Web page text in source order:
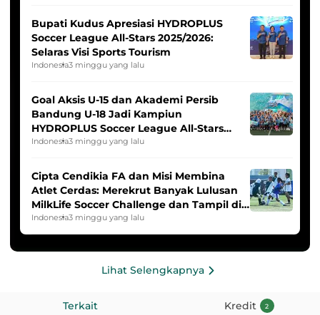
Bupati Kudus Apresiasi HYDROPLUS
Soccer League All-Stars 2025/2026:
Selaras Visi Sports Tourism
Indonesia3 minggu yang lalu
Goal Aksis U-15 dan Akademi Persib
Bandung U-18 Jadi Kampiun
HYDROPLUS Soccer League All-Stars
2025/2026
Indonesia3 minggu yang lalu
Cipta Cendikia FA dan Misi Membina
Atlet Cerdas: Merekrut Banyak Lulusan
MilkLife Soccer Challenge dan Tampil di
HYDROPLUS Soccer League
Indonesia3 minggu yang lalu
Lihat Selengkapnya
Terkait Kredit 2